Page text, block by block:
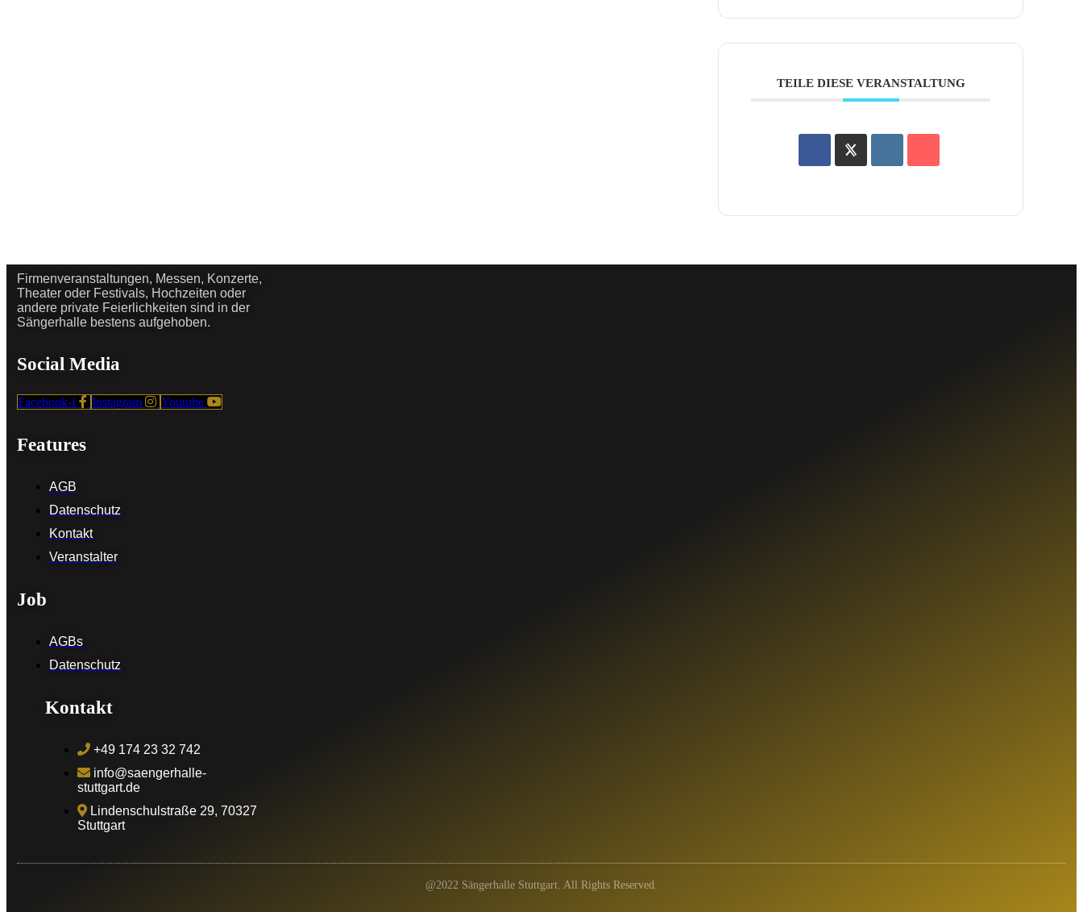
TEILE DIESE VERANSTALTUNG
Firmenveranstaltungen, Messen, Konzerte,
Theater oder Festivals, Hochzeiten oder
andere private Feierlichkeiten sind in der
Sängerhalle bestens aufgehoben.
Social Media
Facebook-f Instagram Youtube
Features
AGB
Datenschutz
Kontakt
Veranstalter
Job
AGBs
Datenschutz
Kontakt
+49 174 23 32 742
info@saengerhalle-
stuttgart.de
Lindenschulstraße 29, 70327
Stuttgart
@2022 Sängerhalle Stuttgart. All Rights Reserved.